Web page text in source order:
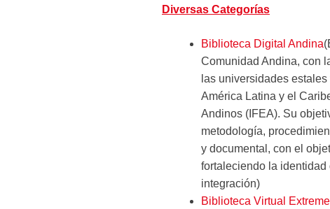
Diversas Categorías
Biblioteca Digital Andina
Comunidad Andina, con
las universidades
América Latina y el
Andinos (IFEA). Su
metodología,
y documental, con el
fortaleciendo la identidad
integración)
Biblioteca Virtual